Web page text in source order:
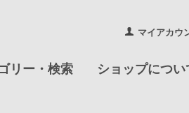
マイアカウ
リー・検索 ショップについ